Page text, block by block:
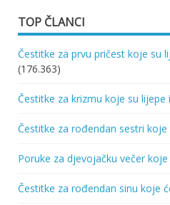
TOP ČLANCI
Čestitke za prvu pričest koje su
(176.363)
Čestitke za krizmu koje su lijepe
Čestitke za rođendan sestri
Poruke za djevojačku večer
Čestitke za rođendan sinu koje